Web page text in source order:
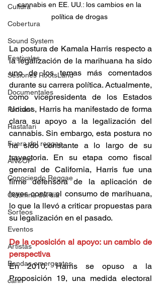
Cultura
Cobertura
Sound System
Festivales
Sesiones RootsLand
Documentales
Podcast
Rastafari
Fuera del reggae
ANCOP
Conociendo Reggae
Columna del día
Sorteos
Eventos
Artistas
Bandas emergentes
cann
cannabis en EE. UU.: los cambios en la
política de drogas
La postura de Kamala Harris respecto a
la legalización de la marihuana ha sido
uno de los temas más comentados
durante su carrera política. Actualmente,
como vicepresidenta de los Estados
Unidos, Harris ha manifestado de forma
clara su apoyo a la legalización del
cannabis. Sin embargo, esta postura no
ha sido constante a lo largo de su
trayectoria. En su etapa como fiscal
general de California, Harris fue una
firme defensora de la aplicación de
leyes contra el consumo de marihuana,
lo que la llevó a criticar propuestas para
su legalización en el pasado.
De la oposición al apoyo: un cambio de
perspectiva
En 2010, Harris se opuso a la
Proposición 19, una medida electoral